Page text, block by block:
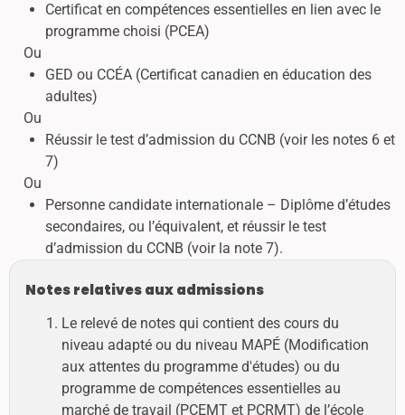
Certificat en compétences essentielles en lien avec le
programme choisi (PCEA)
Ou
GED ou CCÉA (Certificat canadien en éducation des
adultes)
Ou
Réussir le test d’admission du CCNB (voir les notes 6 et
7)
Ou
Personne candidate internationale – Diplôme d’études
secondaires, ou l’équivalent, et réussir le test
d’admission du CCNB (voir la note 7).
Notes relatives aux admissions
Le relevé de notes qui contient des cours du
niveau adapté ou du niveau MAPÉ (Modification
aux attentes du programme d'études) ou du
programme de compétences essentielles au
marché de travail (PCEMT et PCRMT) de l’école